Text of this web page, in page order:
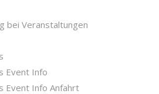
bei Veranstaltungen
Event Info
Event Info Anfahrt